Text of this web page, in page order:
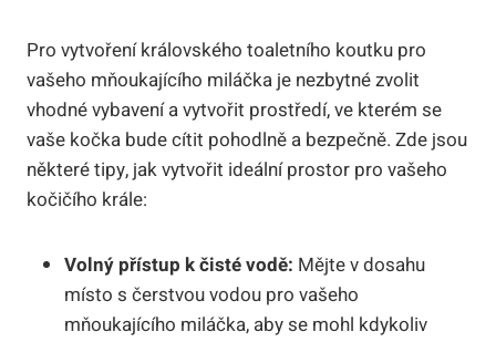
Pro vytvoření královského toaletního koutku pro
vašeho mňoukajícího miláčka je nezbytné zvolit
vhodné vybavení a vytvořit prostředí, ve kterém se
vaše kočka bude cítit pohodlně a bezpečně. Zde jsou
některé tipy, jak vytvořit ideální prostor pro vašeho
kočičího krále:
Volný přístup k čisté vodě: Mějte v dosahu
místo s čerstvou vodou pro vašeho
mňoukajícího miláčka, aby se mohl kdykoliv